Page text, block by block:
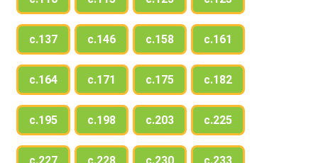
с.137 с.146 с.158 с.161
с.164 с.171 с.175 с.182
с.195 с.198 с.203 с.225